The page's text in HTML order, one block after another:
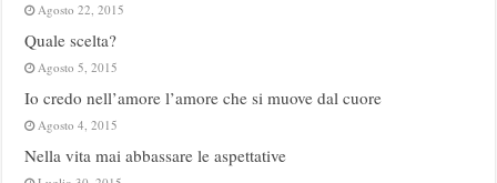
Agosto 22, 2015
Quale scelta?
Agosto 5, 2015
Io credo nell’amore l’amore che si muove dal cuore
Agosto 4, 2015
Nella vita mai abbassare le aspettative